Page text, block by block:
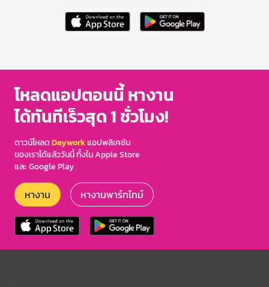
โหลดแอปตอนนี้ หางาน
ได้ทันทีเร็วสุด 1 ชั่วโมง!
ดาวน์โหลดDayworkแอปพลิเคชัน
ของเราได้แล้ววันนี้ ทั้งใน Apple Store
และ Google Play
หางาน หางานพาร์ทไทม์